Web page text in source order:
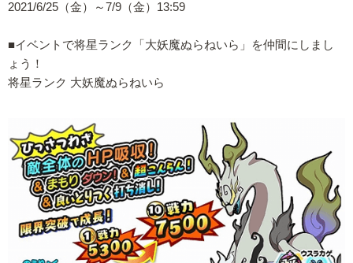
2021/6/25（金）～7/9（金）13:59
■イベントで将星ランク「大妖魔ぬらねいら」を仲間にしまし
ょう！
将星ランク 大妖魔ぬらねいら